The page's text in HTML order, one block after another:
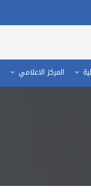
المركز الاعلامي